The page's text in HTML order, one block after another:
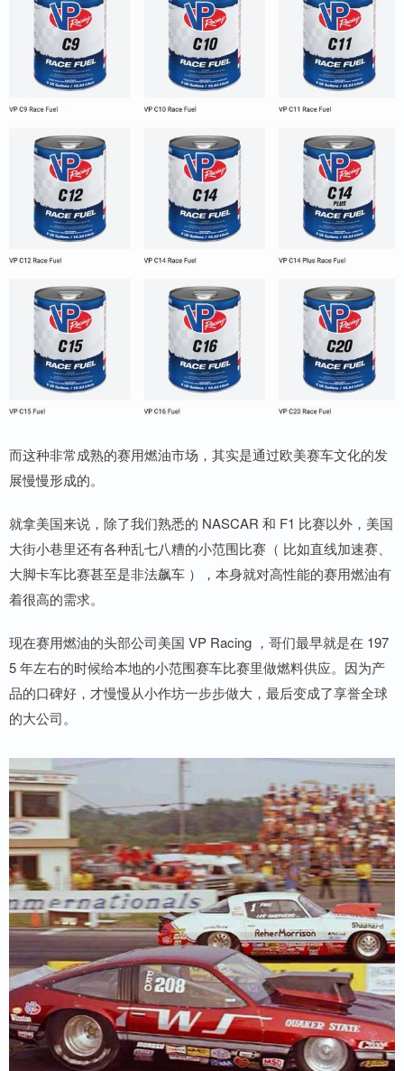
而这种非常成熟的赛用燃油市场，其实是通过欧美赛车文化的发
展慢慢形成的。
就拿美国来说，除了我们熟悉的 NASCAR 和 F1 比赛以外，美国
大街小巷里还有各种乱七八糟的小范围比赛（ 比如直线加速赛、
大脚卡车比赛甚至是非法飙车 ），本身就对高性能的赛用燃油有
着很高的需求。
现在赛用燃油的头部公司美国 VP Racing ，哥们最早就是在 197
5 年左右的时候给本地的小范围赛车比赛里做燃料供应。因为产
品的口碑好，才慢慢从小作坊一步步做大，最后变成了享誉全球
的大公司。